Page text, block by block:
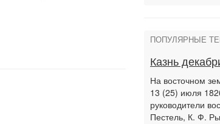
ПОПУЛЯРНЫЕ
Казнь
На восточном
13 (25) июля
руководители
Пестель, К. Ф.